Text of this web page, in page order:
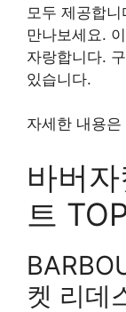
모두 제공합
만나보세요.
자랑합니다.
있습니다.
자세한 내용
바버
트
켓 리데